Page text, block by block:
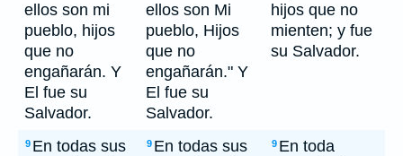
ellos son mi
pueblo, hijos
que no
engañarán. Y
El fue su
Salvador.
ellos son Mi
pueblo, Hijos
que no
engañarán." Y
El fue su
Salvador.
hijos que no
mienten; y fue
su Salvador.
9 En todas sus
9 En todas sus
9 En toda